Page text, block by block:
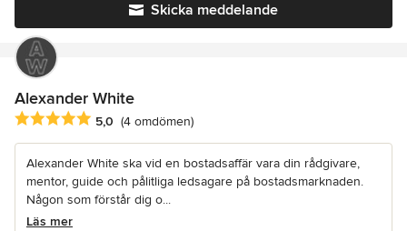
Skicka meddelande
Alexander White
Genomsnittligt omdöme: 5 av 5 stjärnor
5,0 (4 omdömen)
Alexander White ska vid en bostadsaffär vara din rådgivare,
mentor, guide och pålitliga ledsagare på bostadsmarknaden.
Någon som förstår dig o...
Läs mer